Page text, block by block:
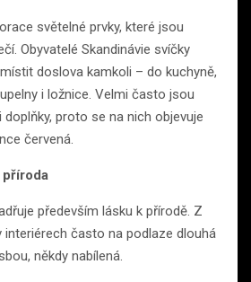
světelné prvky, které jsou
Obyvatelé Skandinávie svíčky
doslova kamkoli – do kuchyně,
i ložnice. Velmi často jsou
proto se na nich objevuje
červená.
příroda
především lásku k přírodě. Z
často na podlaze dlouhá
někdy nabílená.